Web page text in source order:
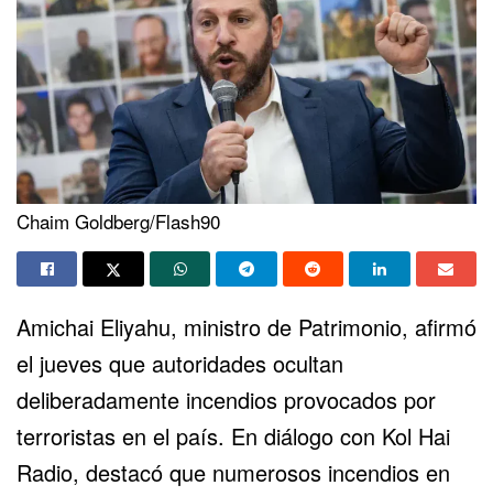
Chaim Goldberg/Flash90
Amichai Eliyahu, ministro de Patrimonio, afirmó
el jueves que autoridades ocultan
deliberadamente incendios provocados por
terroristas en el país. En diálogo con Kol Hai
Radio, destacó que numerosos incendios en